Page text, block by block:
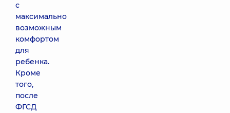
с
максимально
возможным
комфортом
для
ребенка.
Кроме
того,
после
ФГСД